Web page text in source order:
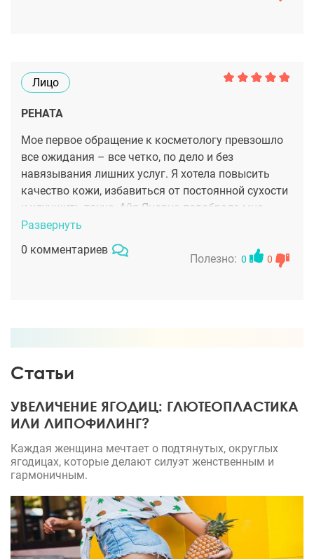
Лицо
РЕНАТА
Мое первое обращение к косметологу превзошло
все ожидания – все четко, по дело и без
навязывания лишних услуг. Я хотела повысить
качество кожи, избавиться от постоянной сухости
и улучшить тонус. Айя Яновна подобрала мне
процедуры и комплекс косметики для ухода дома.
Думаю, все в комплексе принесет плоды, хотя я
довольна своей внешностью уже после
Развернуть
0 комментариев
Полезно: 0 0
Статьи
УВЕЛИЧЕНИЕ ЯГОДИЦ: ГЛЮТЕОПЛАСТИКА
ИЛИ ЛИПОФИЛИНГ?
Каждая женщина мечтает о подтянутых, округлых
ягодицах, которые делают силуэт женственным и
гармоничным.